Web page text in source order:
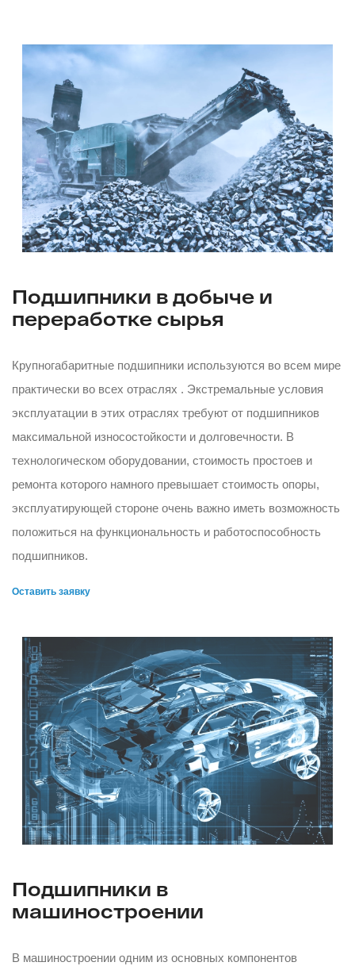
Подшипники в добыче и
переработке сырья
Крупногабаритные подшипники используются во всем мире
практически во всех отраслях . Экстремальные условия
эксплуатации в этих отраслях требуют от подшипников
максимальной износостойкости и долговечности. В
технологическом оборудовании, стоимость простоев и
ремонта которого намного превышает стоимость опоры,
эксплуатирующей стороне очень важно иметь возможность
положиться на функциональность и работоспособность
подшипников.
Оставить заявку
Подшипники в
машиностроении
В машиностроении одним из основных компонентов